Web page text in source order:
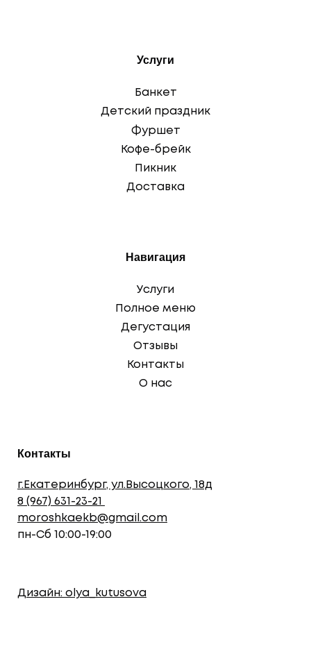
Услуги
Банкет
Детский праздник
Фуршет
Кофе-брейк
Пикник
Доставка
Навигация
Услуги
Полное меню
Дегустация
Отзывы
Контакты
О нас
Контакты
г.Екатеринбург, ул.Высоцкого, 18д
8 (967) 631-23-21
moroshkaekb@gmail.com
пн-Сб 10:00-19:00
Дизайн: olya_kutusova